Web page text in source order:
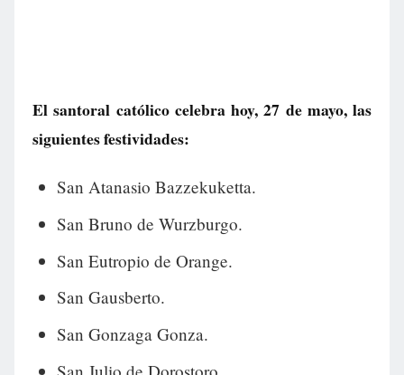
El santoral católico celebra hoy, 27 de mayo, las
siguientes festividades:
San Atanasio Bazzekuketta.
San Bruno de Wurzburgo.
San Eutropio de Orange.
San Gausberto.
San Gonzaga Gonza.